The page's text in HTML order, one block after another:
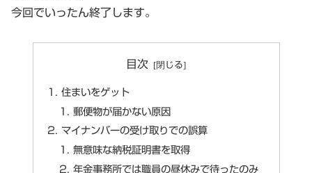
今回でいったん終了します。
目次
住まいをゲット
郵便物が届かない原因
マイナンバーの受け取りでの誤算
無意味な納税証明書を取得
年金事務所では職員の昼休みで待ったのみ